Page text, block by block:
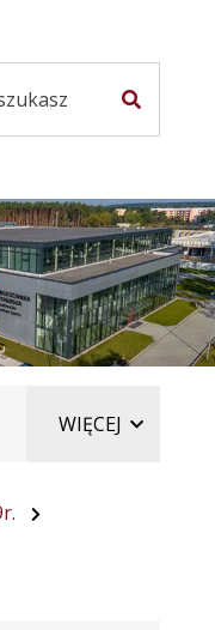
WIĘCEJ